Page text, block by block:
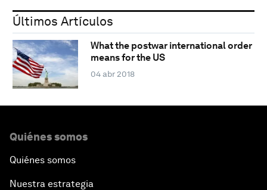
Últimos Artículos
What the postwar international order
means for the US
04 abr 2018
Quiénes somos
Quiénes somos
Nuestra estrategia